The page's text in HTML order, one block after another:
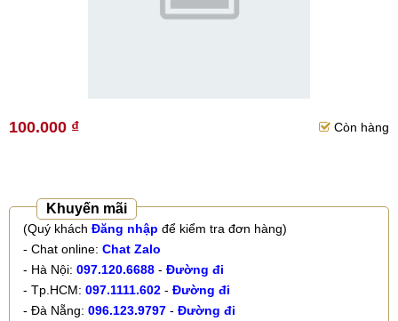
100.000 ₫ Còn hàng
Khuyến mãi
(Quý khách Đăng nhập để kiểm tra đơn hàng)
- Chat online: Chat Zalo
- Hà Nội: 097.120.6688 - Đường đi
- Tp.HCM: 097.1111.602 - Đường đi
- Đà Nẵng: 096.123.9797 - Đường đi